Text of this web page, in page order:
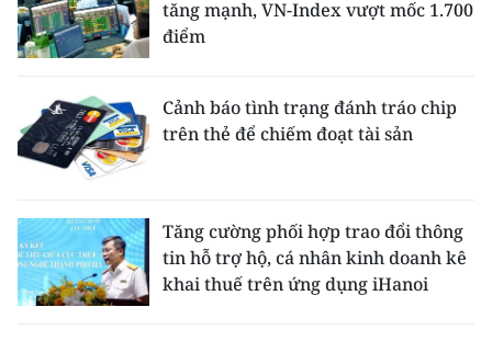
tăng mạnh, VN-Index vượt mốc 1.700
điểm
Cảnh báo tình trạng đánh tráo chip
trên thẻ để chiếm đoạt tài sản
Tăng cường phối hợp trao đổi thông
tin hỗ trợ hộ, cá nhân kinh doanh kê
khai thuế trên ứng dụng iHanoi